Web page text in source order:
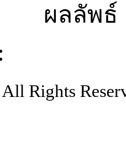
ผลลัพธ์
Rights